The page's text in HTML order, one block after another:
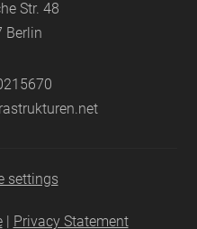
Str. 48
Berlin
settings
| Privacy Statement